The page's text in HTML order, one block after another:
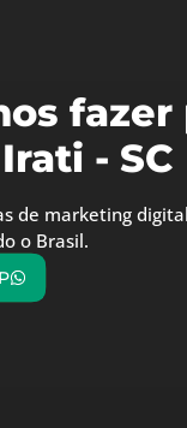
fazer
- SC
de marketing
o Brasil.